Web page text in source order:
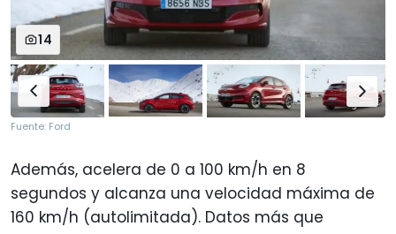
14
Fuente: Ford
Además, acelera de 0 a 100 km/h en 8
segundos y alcanza una velocidad máxima de
160 km/h (autolimitada). Datos más que